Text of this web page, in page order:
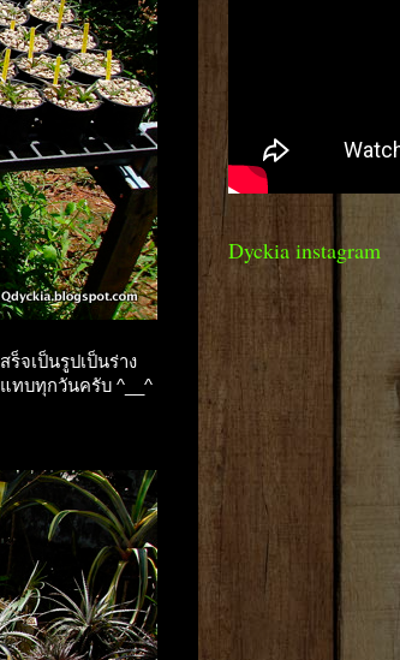
จเป็นรูปเป็นร่าง
ทบทุกวันครับ ^__^
Dyckia instagram